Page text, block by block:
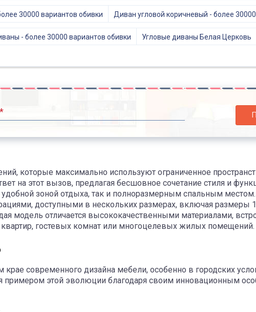
30000 вариантов обивки Диван угловой коричневый - более
- более 30000 вариантов обивки Угловые диваны Белая Церковь
*
которые максимально используют ограниченное
на этот вызов, предлагая бесшовное сочетание стиля и
зоной отдыха, так и полноразмерным спальным местом.
доступными в нескольких размерах, включая размеры
модель отличается высококачественными материалами,
гостевых комнат или многоцелевых жилых помещений.
крае современного дизайна мебели, особенно в городских
примером этой эволюции благодаря своим инновационным